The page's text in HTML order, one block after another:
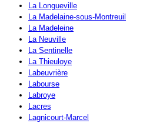
La Longueville
La Madelaine-sous-Montreuil
La Madeleine
La Neuville
La Sentinelle
La Thieuloye
Labeuvrière
Labourse
Labroye
Lacres
Lagnicourt-Marcel